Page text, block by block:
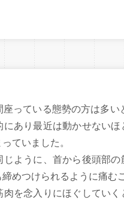
っている態勢の方は多い
あり最近は動かせない
ていました。
ように、首から後頭部
めつけられるように痛む
を念入りにほぐしてい